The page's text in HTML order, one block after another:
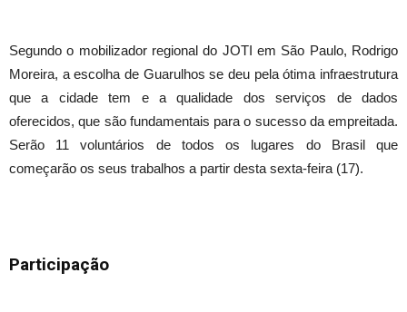
Segundo o mobilizador regional do JOTI em São Paulo, Rodrigo
Moreira, a escolha de Guarulhos se deu pela ótima infraestrutura
que a cidade tem e a qualidade dos serviços de dados
oferecidos, que são fundamentais para o sucesso da empreitada.
Serão 11 voluntários de todos os lugares do Brasil que
começarão os seus trabalhos a partir desta sexta-feira (17).
Participação